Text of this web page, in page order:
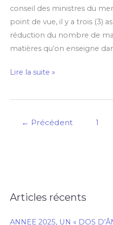
conseil des ministres du
point de vue, il y a trois (3)
réduction du nombre de
matières qu’on enseigne
Lire la suite »
← Précédent 1
Articles récents
ANNEE 2025, UN « DOS
R